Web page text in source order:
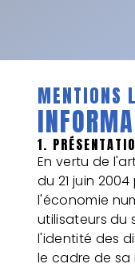
MENTIONS
1.
En vertu de
du 21 juin
l'économie
utilisateurs du
l'identité des
le cadre de sa